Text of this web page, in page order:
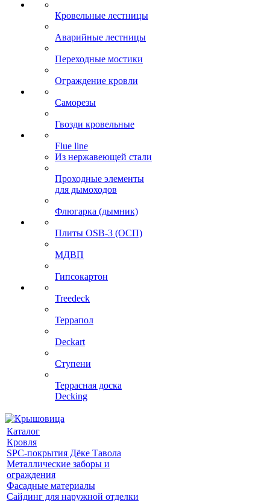
Кровельные лестницы
Аварийные лестницы
Переходные мостики
Ограждение кровли
Саморезы
Гвозди кровельные
Flue line
Из нержавеющей стали
Проходные элементы
для дымоходов
Флюгарка (дымник)
Плиты OSB-3 (ОСП)
МДВП
Гипсокартон
Treedeck
Террапол
Deckart
Ступени
Террасная доска
Decking
Каталог
Кровля
SPC-покрытия Дёке Тавола
Металлические заборы и
ограждения
Фасадные материалы
Сайдинг для наружной отделки